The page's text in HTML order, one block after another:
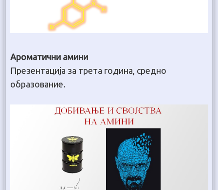
Ароматични амини
Презентација за трета година, средно
образование.